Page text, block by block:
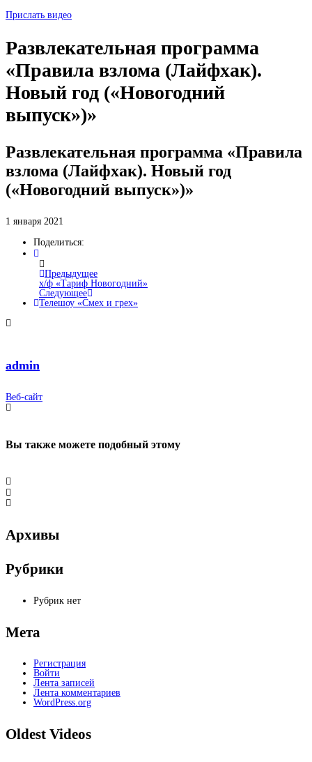
Прислать видео
Развлекательная программа
«Правила взлома (Лайфхак).
Новый год («Новогодний
выпуск»)»
Развлекательная программа «Правила
взлома (Лайфхак). Новый год
(«Новогодний выпуск»)»
1 января 2021
Поделиться:
Предыдущее
х/ф «Тариф Новогодний»
Следующее
Телешоу «Смех и грех»
admin
Веб-сайт
Вы также можете подобный этому
Архивы
Рубрики
Рубрик нет
Мета
Регистрация
Войти
Лента записей
Лента комментариев
WordPress.org
Oldest Videos